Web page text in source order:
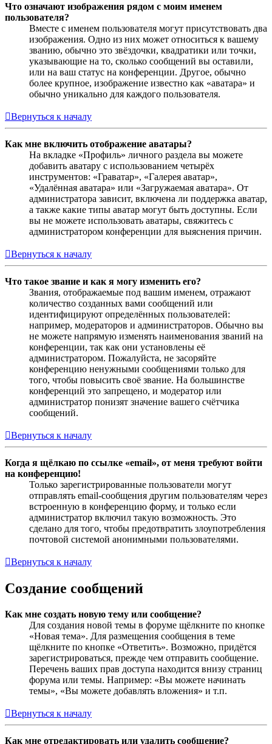
Что означают изображения рядом с моим именем
пользователя?
Вместе с именем пользователя могут присутствовать два
изображения. Одно из них может относиться к вашему
званию, обычно это звёздочки, квадратики или точки,
указывающие на то, сколько сообщений вы оставили,
или на ваш статус на конференции. Другое, обычно
более крупное, изображение известно как «аватара» и
обычно уникально для каждого пользователя.
Вернуться к началу
Как мне включить отображение аватары?
На вкладке «Профиль» личного раздела вы можете
добавить аватару с использованием четырёх
инструментов: «Граватар», «Галерея аватар»,
«Удалённая аватара» или «Загружаемая аватара». От
администратора зависит, включена ли поддержка аватар,
а также какие типы аватар могут быть доступны. Если
вы не можете использовать аватары, свяжитесь с
администратором конференции для выяснения причин.
Вернуться к началу
Что такое звание и как я могу изменить его?
Звания, отображаемые под вашим именем, отражают
количество созданных вами сообщений или
идентифицируют определённых пользователей:
например, модераторов и администраторов. Обычно вы
не можете напрямую изменять наименования званий на
конференции, так как они установлены её
администратором. Пожалуйста, не засоряйте
конференцию ненужными сообщениями только для
того, чтобы повысить своё звание. На большинстве
конференций это запрещено, и модератор или
администратор понизят значение вашего счётчика
сообщений.
Вернуться к началу
Когда я щёлкаю по ссылке «email», от меня требуют войти
на конференцию!
Только зарегистрированные пользователи могут
отправлять email-сообщения другим пользователям через
встроенную в конференцию форму, и только если
администратор включил такую возможность. Это
сделано для того, чтобы предотвратить злоупотребления
почтовой системой анонимными пользователями.
Вернуться к началу
Создание сообщений
Как мне создать новую тему или сообщение?
Для создания новой темы в форуме щёлкните по кнопке
«Новая тема». Для размещения сообщения в теме
щёлкните по кнопке «Ответить». Возможно, придётся
зарегистрироваться, прежде чем отправить сообщение.
Перечень ваших прав доступа находится внизу страниц
форума или темы. Например: «Вы можете начинать
темы», «Вы можете добавлять вложения» и т.п.
Вернуться к началу
Как мне отредактировать или удалить сообщение?